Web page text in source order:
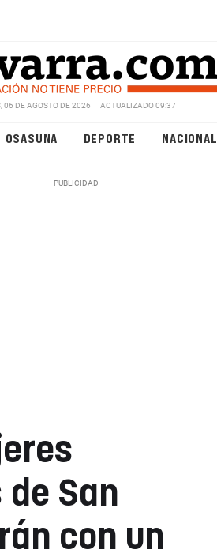
06 DE AGOSTO DE 2026 ACTUALIZADO 09:37
OSASUNA DEPORTE NACIONAL
San
con un